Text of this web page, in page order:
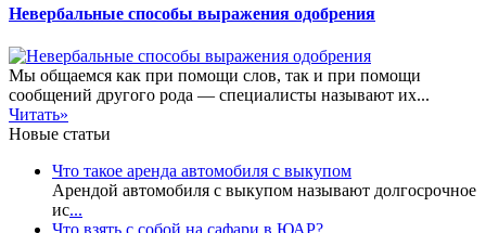
Невербальные способы выражения одобрения
Мы общаемся как при помощи слов, так и при помощи
сообщений другого рода — специалисты называют их...
Читать»
Новые статьи
Что такое аренда автомобиля с выкупом
Арендой автомобиля с выкупом называют долгосрочное
ис...
Что взять с собой на сафари в ЮАР?